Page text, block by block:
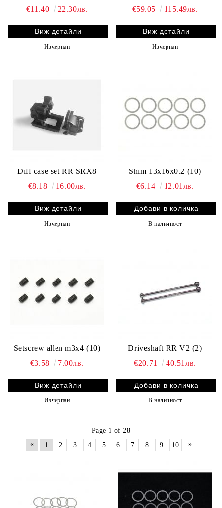
€11.40
22.30лв.
Виж детайли
Изчерпан
€59.05
115.49лв.
Виж детайли
Изчерпан
Diff case set RR SRX8
€8.18
16.00лв.
Виж детайли
Изчерпан
Shim 13x16x0.2 (10)
€6.14
12.01лв.
В наличност
Setscrew allen m3x4 (10)
€3.58
7.00лв.
Виж детайли
Изчерпан
Driveshaft RR V2 (2)
€20.71
40.51лв.
В наличност
Page 1 of 28
«
1 2 3 4 5 6 7 8 9 10 »